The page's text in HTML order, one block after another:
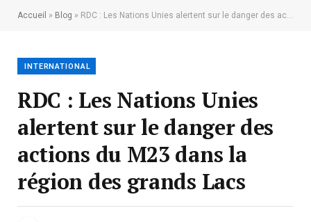
Accueil » Blog » RDC : Les Nations Unies alertent sur le danger des actions du M23 dans la région des grands Lacs
INTERNATIONAL
RDC : Les Nations Unies
alertent sur le danger des
actions du M23 dans la
région des grands Lacs